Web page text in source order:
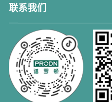
联系我们